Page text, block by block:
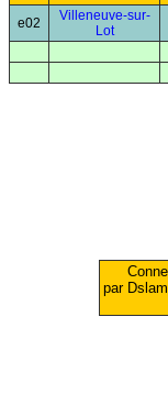
e02
Villeneuve-sur-
Lot
par